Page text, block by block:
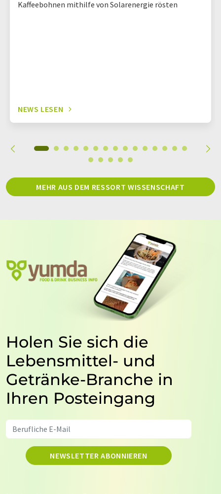
Kaffeebohnen mithilfe von Solarenergie rösten
NEWS LESEN
MEHR AUS DEM RESSORT WISSENSCHAFT
Holen Sie sich die
Lebensmittel- und
Getränke-Branche in
Ihren Posteingang
NEWSLETTER ABONNIEREN